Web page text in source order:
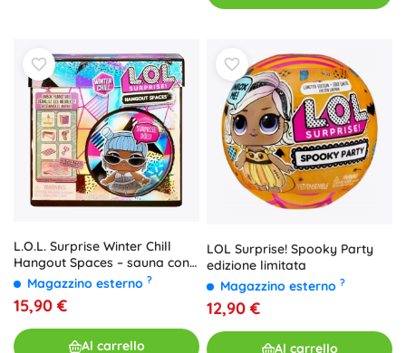
L.O.L. Surprise Winter Chill
Hangout Spaces – sauna con
bambola Ice
Magazzino esterno ?
15,90 €
Al carrello
LOL Surprise! Spooky Party
edizione limitata
Magazzino esterno ?
12,90 €
Al carrello